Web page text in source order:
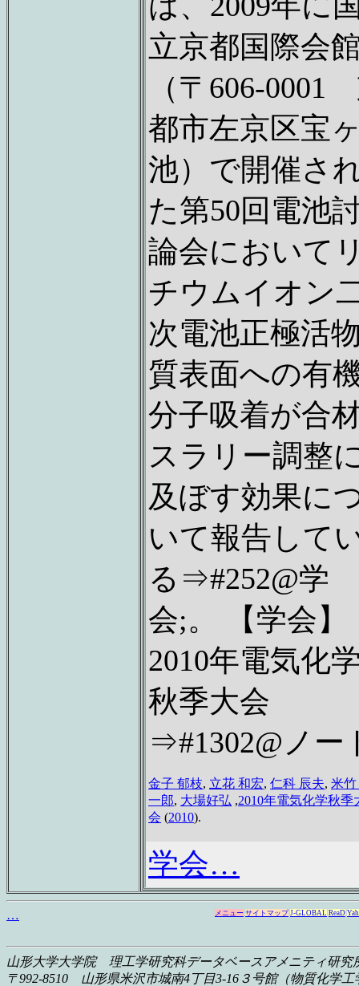
立京都国際会
（〒606-0001
都市左京区宝
池）で開催さ
た第50回電池
論会において
チウムイオン
次電池正極活
質表面への有
分子吸着が合
スラリー調整
及ぼす効果に
いて報告して
る⇒#252@学
会;。 【学会】
2010年電気化
秋季大会
⇒#1302@ノー
金子 郁枝, 立花 和宏, 仁科 辰夫, 米
一郎, 大場好弘 ,2010年電気化学秋季
会 (2010).
学会…
… メニュー サイトマップ J-GLOBAL ReaD
山形大学大学院 理工学研究科データベースアメニティ研究
〒992-8510 山形県米沢市城南4丁目3-16 ３号館（物質化学工